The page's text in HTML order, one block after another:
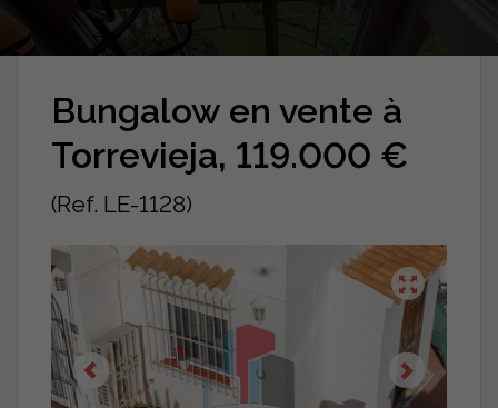
Bungalow en vente à
Torrevieja, 119.000 €
(Ref. LE-1128)